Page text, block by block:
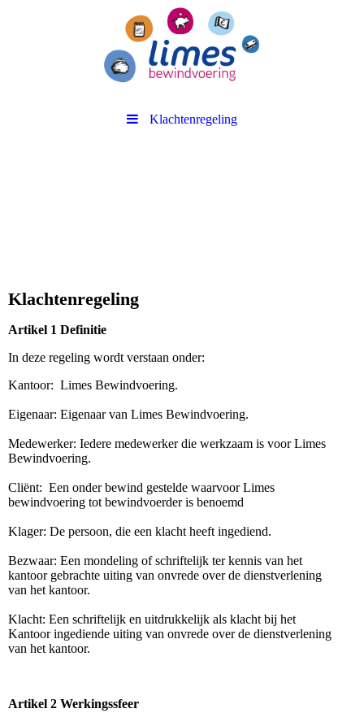
Klachtenregeling
Klachtenregeling
Artikel 1 Definitie
In deze regeling wordt verstaan onder:
Kantoor: Limes Bewindvoering.
Eigenaar: Eigenaar van Limes Bewindvoering.
Medewerker: Iedere medewerker die werkzaam is voor Limes
Bewindvoering.
Cliënt: Een onder bewind gestelde waarvoor Limes
bewindvoering tot bewindvoerder is benoemd
Klager: De persoon, die een klacht heeft ingediend.
Bezwaar: Een mondeling of schriftelijk ter kennis van het
kantoor gebrachte uiting van onvrede over de dienstverlening
van het kantoor.
Klacht: Een schriftelijk en uitdrukkelijk als klacht bij het
Kantoor ingediende uiting van onvrede over de dienstverlening
van het kantoor.
Artikel 2 Werkingssfeer